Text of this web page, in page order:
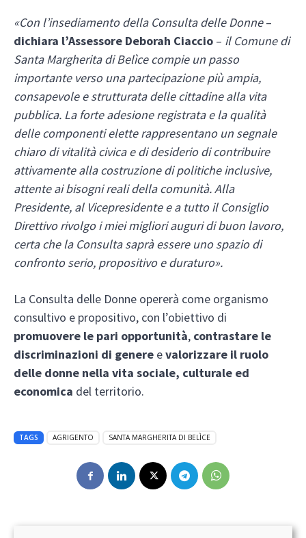
«Con l’insediamento della Consulta delle Donne–
dichiara l’Assessore Deborah Ciaccio – il Comune di
Santa Margherita di Belìce compie un passo
importante verso una partecipazione più ampia,
consapevole e strutturata delle cittadine alla vita
pubblica. La forte adesione registrata e la qualità
delle componenti elette rappresentano un segnale
chiaro di vitalità civica e di desiderio di contribuire
attivamente alla costruzione di politiche inclusive,
attente ai bisogni reali della comunità. Alla
Presidente, al Vicepresidente e a tutto il Consiglio
Direttivo rivolgo i miei migliori auguri di buon lavoro,
certa che la Consulta saprà essere uno spazio di
confronto serio, propositivo e duraturo».
La Consulta delle Donne opererà come organismo
consultivo e propositivo, con l’obiettivo di
promuovere le pari opportunità, contrastare le
discriminazioni di genere evalorizzare il ruolo
delle donne nella vita sociale, culturale ed
economica del territorio.
TAGS AGRIGENTO SANTA MARGHERITA DI BELÌCE